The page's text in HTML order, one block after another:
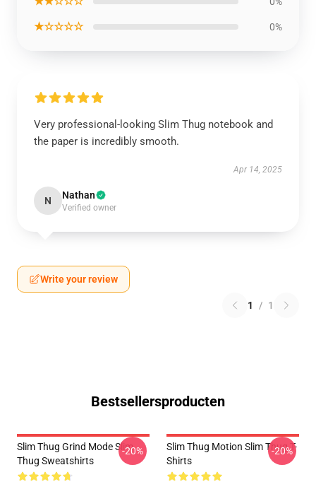
★☆☆☆☆ 0%
Very professional-looking Slim Thug notebook and
the paper is incredibly smooth.
Apr 14, 2025
N Nathan
Verified owner
Write your review
1 / 1
Bestsellersproducten
Slim Thug Grind Mode Slim
Thug Sweatshirts
-20%
Slim Thug Motion Slim Thug T-
Shirts
-20%